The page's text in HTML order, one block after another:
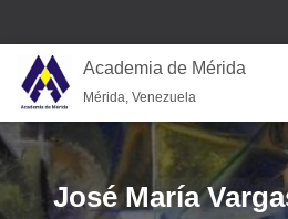
Academia de Mérida
Mérida, Venezuela
José María